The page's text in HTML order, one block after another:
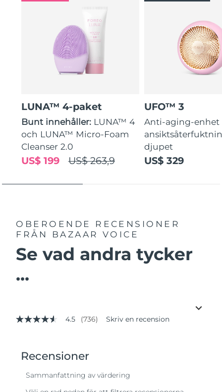
LUNA™ 4-paket
Bunt innehåller: LUNA™ 4
och LUNA™ Micro-Foam
Cleanser 2.0
US$ 263,9
US$ 199
UFO™ 3
Anti-aging-enhet
djupet
US$ 329
OBEROENDE RECENSIONER
FRÅN BAZAAR VOICE
Se vad andra tycker
...
4.5
genomsnittligt
betyg.
736
4.5 (736) Skriv en recension